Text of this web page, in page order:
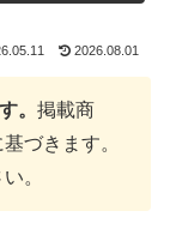
2026.08.01
。 掲載商
づきます。
。